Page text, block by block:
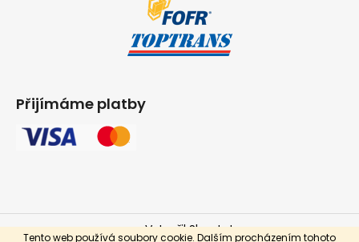
Tento web používá soubory cookie. Dalším procházením tohoto
Přijímáme platby
Vytvořil Shoptet